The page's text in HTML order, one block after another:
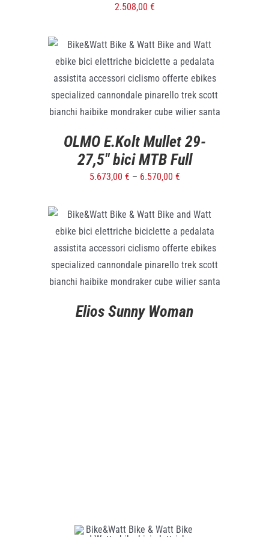
2.508,00 €
SELECT OPTIONS / DETTAGLI
OLMO E.Kolt Mullet 29-
27,5″ bici MTB Full
5.673,00 € – 6.570,00 €
DETTAGLI
Elios Sunny Woman